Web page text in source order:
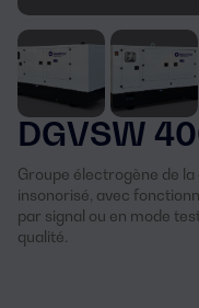
DGVSW
Groupe électrogène de
insonorisé, avec
par signal ou en mode
qualité.